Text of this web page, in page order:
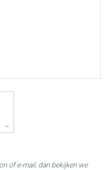
larger image
of e-mail, dan bekijken we